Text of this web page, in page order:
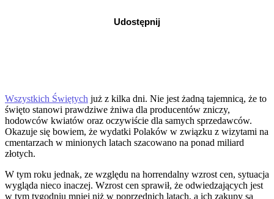
Udostępnij
Wszystkich Świętych już z kilka dni. Nie jest żadną tajemnicą, że to
święto stanowi prawdziwe żniwa dla producentów zniczy,
hodowców kwiatów oraz oczywiście dla samych sprzedawców.
Okazuje się bowiem, że wydatki Polaków w związku z wizytami na
cmentarzach w minionych latach szacowano na ponad miliard
złotych.
W tym roku jednak, ze względu na horrendalny wzrost cen, sytuacja
wygląda nieco inaczej. Wzrost cen sprawił, że odwiedzających jest
w tym tygodniu mniej niż w poprzednich latach, a ich zakupy są